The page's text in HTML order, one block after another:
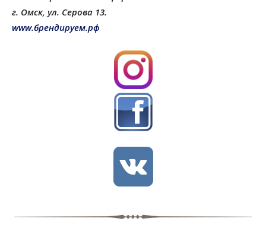
г. Омск, ул. Серова 13.
www.брендируем.рф